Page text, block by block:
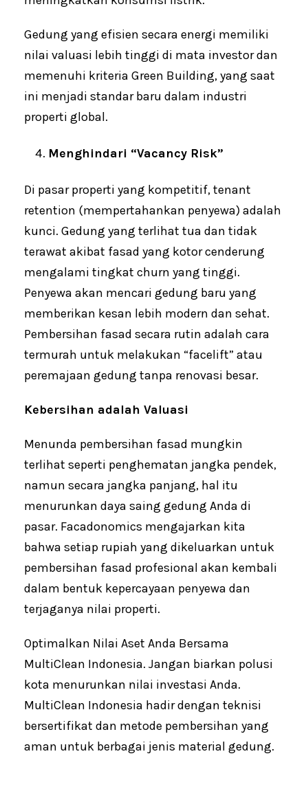
Gedung yang efisien secara energi memiliki
nilai valuasi lebih tinggi di mata investor dan
memenuhi kriteria Green Building, yang saat
ini menjadi standar baru dalam industri
properti global.
Menghindari “Vacancy Risk”
Di pasar properti yang kompetitif, tenant
retention (mempertahankan penyewa) adalah
kunci. Gedung yang terlihat tua dan tidak
terawat akibat fasad yang kotor cenderung
mengalami tingkat churn yang tinggi.
Penyewa akan mencari gedung baru yang
memberikan kesan lebih modern dan sehat.
Pembersihan fasad secara rutin adalah cara
termurah untuk melakukan “facelift” atau
peremajaan gedung tanpa renovasi besar.
Kebersihan adalah Valuasi
Menunda pembersihan fasad mungkin
terlihat seperti penghematan jangka pendek,
namun secara jangka panjang, hal itu
menurunkan daya saing gedung Anda di
pasar. Facadonomics mengajarkan kita
bahwa setiap rupiah yang dikeluarkan untuk
pembersihan fasad profesional akan kembali
dalam bentuk kepercayaan penyewa dan
terjaganya nilai properti.
Optimalkan Nilai Aset Anda Bersama
MultiClean Indonesia. Jangan biarkan polusi
kota menurunkan nilai investasi Anda.
MultiClean Indonesia hadir dengan teknisi
bersertifikat dan metode pembersihan yang
aman untuk berbagai jenis material gedung.